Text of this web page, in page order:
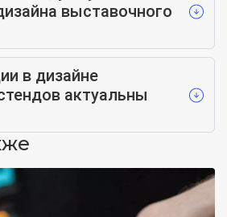
выставочного
в дизайне
актуальны